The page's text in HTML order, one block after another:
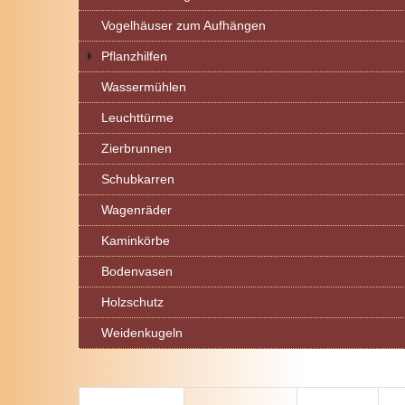
Vogelhäuser zum Aufhängen
Pflanzhilfen
Wassermühlen
Leuchttürme
Zierbrunnen
Schubkarren
Wagenräder
Kaminkörbe
Bodenvasen
Holzschutz
Weidenkugeln